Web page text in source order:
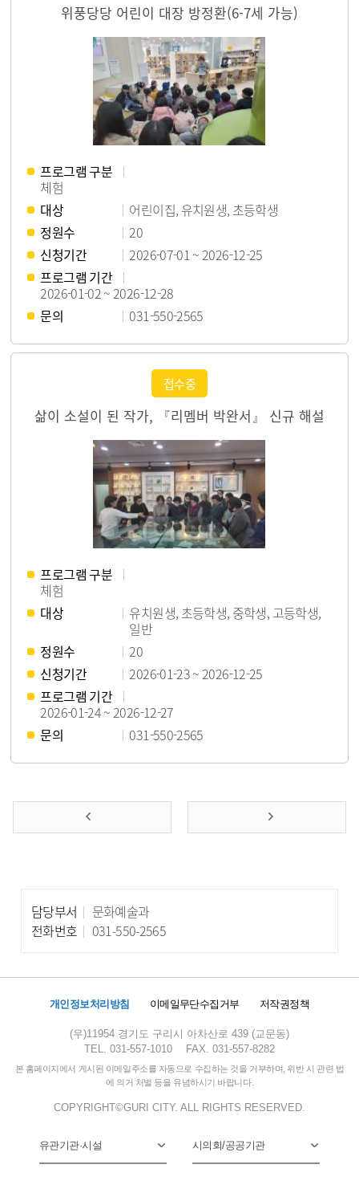
위풍당당 어린이 대장 방정환(6-7세 가능)
프로그램 구분
체험
대상
어린이집, 유치원생, 초등학생
정원수
20
신청기간
2026-07-01 ~ 2026-12-25
프로그램 기간
2026-01-02 ~ 2026-12-28
문의
031-550-2565
접수중
삶이 소설이 된 작가, 『리멤버 박완서』 신규 해설
프로그램 구분
체험
대상
유치원생, 초등학생, 중학생, 고등학생,
일반
정원수
20
신청기간
2026-01-23 ~ 2026-12-25
프로그램 기간
2026-01-24 ~ 2026-12-27
문의
031-550-2565
담당부서
문화예술과
전화번호
031-550-2565
개인정보처리방침 이메일무단수집거부 저작권정책
(우)11954 경기도 구리시 아차산로 439 (교문동)
TEL. 031-557-1010
FAX. 031-557-8282
본 홈페이지에서 게시된 이메일주소를 자동으로 수집하는 것을 거부하며, 위반 시 관련 법
에 의거 처벌 등을 유념하시기 바랍니다.
COPYRIGHT©GURI CITY. ALL RIGHTS RESERVED.
유관기관·시설 시의회/공공기관